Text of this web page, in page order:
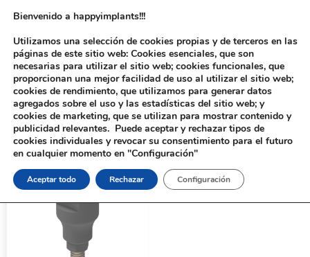
Inicio/ Productos etiquetados “310811”
Bienvenido a happyimplants!!!
Utilizamos una selección de cookies propias y de terceros en las
páginas de este sitio web: Cookies esenciales, que son
necesarias para utilizar el sitio web; cookies funcionales, que
proporcionan una mejor facilidad de uso al utilizar el sitio web;
cookies de rendimiento, que utilizamos para generar datos
agregados sobre el uso y las estadísticas del sitio web; y
cookies de marketing, que se utilizan para mostrar contenido y
publicidad relevantes. Puede aceptar y rechazar tipos de
cookies individuales y revocar su consentimiento para el futuro
en cualquier momento en "Configuración"
Aceptar todo Rechazar Configuración